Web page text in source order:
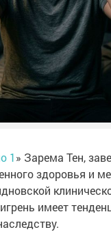
1» Зарема Тен,
здоровья и
имеет